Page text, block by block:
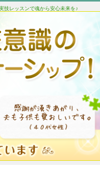
技レッスンで魂から安心未来を♪